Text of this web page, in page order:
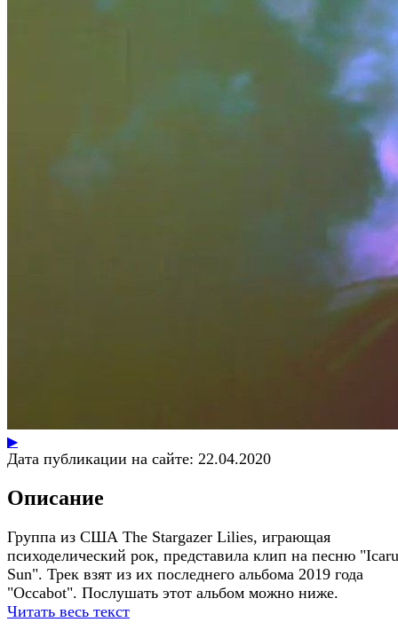
▶
Дата публикации на сайте: 22.04.2020
Описание
Группа из США The Stargazer Lilies, играющая
психоделический рок, представила клип на песню
Sun". Трек взят из их последнего альбома 2019 года
"Occabot". Послушать этот альбом можно ниже.
Читать весь текст